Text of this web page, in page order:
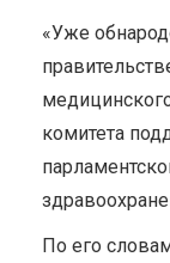
«Уже
комитета
По его